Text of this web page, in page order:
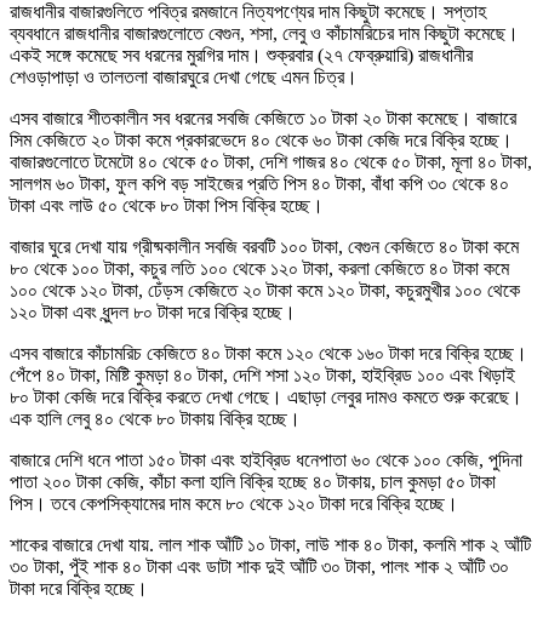
রাজধানীর বাজারগুলিতে পবিত্র রমজানে নিত্যপণ্যের দাম কিছুটা কমেছে। সপ্তাহ
ব্যবধানে রাজধানীর বাজারগুলোতে বেগুন, শসা, লেবু ও কাঁচামরিচের দাম কিছুটা কমেছে।
একই সঙ্গে কমেছে সব ধরনের মুরগির দাম। শুক্রবার (২৭ ফেব্রুয়ারি) রাজধানীর
শেওড়াপাড়া ও তালতলা বাজারঘুরে দেখা গেছে এমন চিত্র।
এসব বাজারে শীতকালীন সব ধরনের সবজি কেজিতে ১০ টাকা ২০ টাকা কমেছে। বাজারে
সিম কেজিতে ২০ টাকা কমে প্রকারভেদে ৪০ থেকে ৬০ টাকা কেজি দরে বিক্রি হচ্ছে।
বাজারগুলোতে টমেটো ৪০ থেকে ৫০ টাকা, দেশি গাজর ৪০ থেকে ৫০ টাকা, মূলা ৪০ টাকা,
সালগম ৬০ টাকা, ফুল কপি বড় সাইজের প্রতি পিস ৪০ টাকা, বাঁধা কপি ৩০ থেকে ৪০
টাকা এবং লাউ ৫০ থেকে ৮০ টাকা পিস বিক্রি হচ্ছে।
বাজার ঘুরে দেখা যায় গ্রীষ্মকালীন সবজি বরবটি ১০০ টাকা, বেগুন কেজিতে ৪০ টাকা কমে
৮০ থেকে ১০০ টাকা, কচুর লতি ১০০ থেকে ১২০ টাকা, করলা কেজিতে ৪০ টাকা কমে
১০০ থেকে ১২০ টাকা, ঢেঁড়স কেজিতে ২০ টাকা কমে ১২০ টাকা, কচুরমুখীর ১০০ থেকে
১২০ টাকা এবং ধুন্দল ৮০ টাকা দরে বিক্রি হচ্ছে।
এসব বাজারে কাঁচামরিচ কেজিতে ৪০ টাকা কমে ১২০ থেকে ১৬০ টাকা দরে বিক্রি হচ্ছে।
পেঁপে ৪০ টাকা, মিষ্টি কুমড়া ৪০ টাকা, দেশি শসা ১২০ টাকা, হাইব্রিড ১০০ এবং খিড়াই
৮০ টাকা কেজি দরে বিক্রি করতে দেখা গেছে। এছাড়া লেবুর দামও কমতে শুরু করেছে।
এক হালি লেবু ৪০ থেকে ৮০ টাকায় বিক্রি হচ্ছে।
বাজারে দেশি ধনে পাতা ১৫০ টাকা এবং হাইব্রিড ধনেপাতা ৬০ থেকে ১০০ কেজি, পুদিনা
পাতা ২০০ টাকা কেজি, কাঁচা কলা হালি বিক্রি হচ্ছে ৪০ টাকায়, চাল কুমড়া ৫০ টাকা
পিস। তবে কেপসিক্যামের দাম কমে ৮০ থেকে ১২০ টাকা দরে বিক্রি হচ্ছে।
শাকের বাজারে দেখা যায়. লাল শাক আঁটি ১০ টাকা, লাউ শাক ৪০ টাকা, কলমি শাক ২ আঁটি
৩০ টাকা, পুঁই শাক ৪০ টাকা এবং ডাটা শাক দুই আঁটি ৩০ টাকা, পালং শাক ২ আঁটি ৩০
টাকা দরে বিক্রি হচ্ছে।